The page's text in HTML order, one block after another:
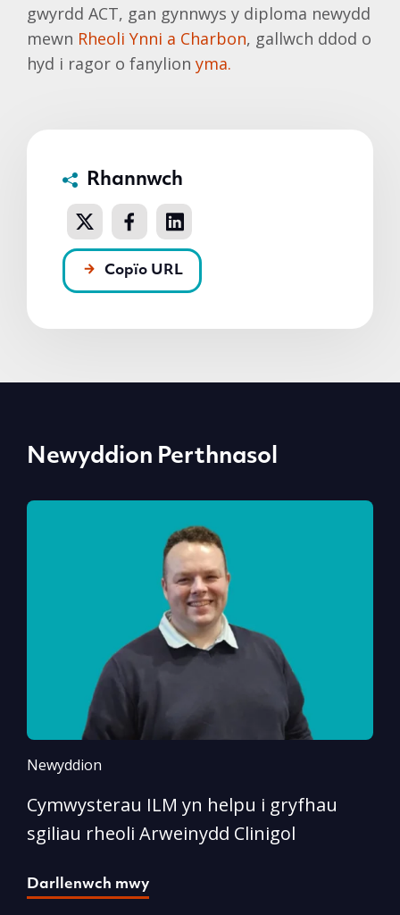
gwyrdd ACT, gan gynnwys y diploma newydd
mewn Rheoli Ynni a Charbon, gallwch ddod o
hyd i ragor o fanylion yma.
Rhannwch
Copïo URL
Newyddion Perthnasol
Newyddion
Cymwysterau ILM yn helpu i gryfhau
sgiliau rheoli Arweinydd Clinigol
Darllenwch mwy